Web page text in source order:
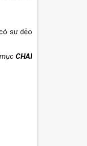
sự dẻo
CHAI